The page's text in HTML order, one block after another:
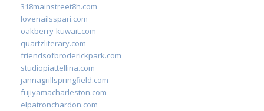
318mainstreet8h.com
lovenailsspari.com
oakberry-kuwait.com
quartzliterary.com
friendsofbroderickpark.com
studiopiattellina.com
jannagrillspringfield.com
fujiyamacharleston.com
elpatronchardon.com